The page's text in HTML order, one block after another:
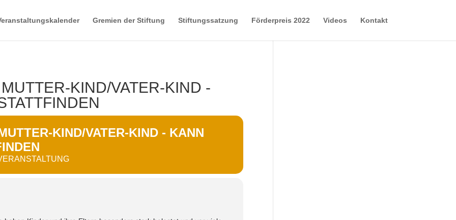
Gremien der Stiftung Stiftungssatzung Förderpreis 2022 Videos Kontakt
KIND/VATER-KIND -
KIND/VATER-KIND - KANN